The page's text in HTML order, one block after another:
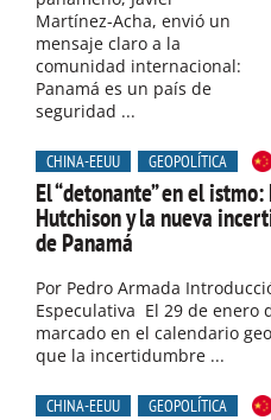
Martínez-Acha, envió un
mensaje claro a la
comunidad internacional:
Panamá es un país de
seguridad ...
CHINA-EEUU GEOPOLÍTICA
El “detonante” en el
Hutchison y la nueva
de Panamá
Por Pedro Armada
Especulativa El 29 de enero
marcado en el calendario
que la incertidumbre ...
CHINA-EEUU GEOPOLÍTICA